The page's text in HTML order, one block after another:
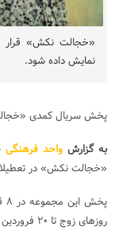
«خجالت نکش» قرار
نمایش داده شود.
پخش سریال کمدی
به گزارش واحد فرهنگی
«خجالت نکش» در
روزهای زوج تا ۲۰ فروردین در اختیار مخاطبان قرار می گیرد.